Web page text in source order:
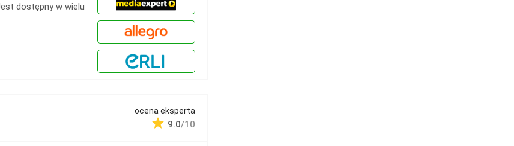
dostępny w wielu
ocena eksperta
9.0/10